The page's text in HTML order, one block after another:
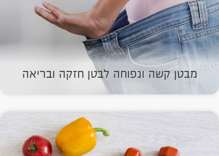
מבטן קשה ונפוחה לבטן חזקה ובריאה